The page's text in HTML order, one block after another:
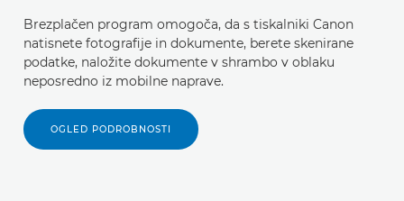
Brezplačen program omogoča, da s tiskalniki Canon
natisnete fotografije in dokumente, berete skenirane
podatke, naložite dokumente v shrambo v oblaku
neposredno iz mobilne naprave.
OGLED PODROBNOSTI